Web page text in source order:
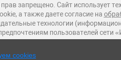
запрещено. Сайт использует
а также даете согласие на
технологии
пользователей сети
cookies